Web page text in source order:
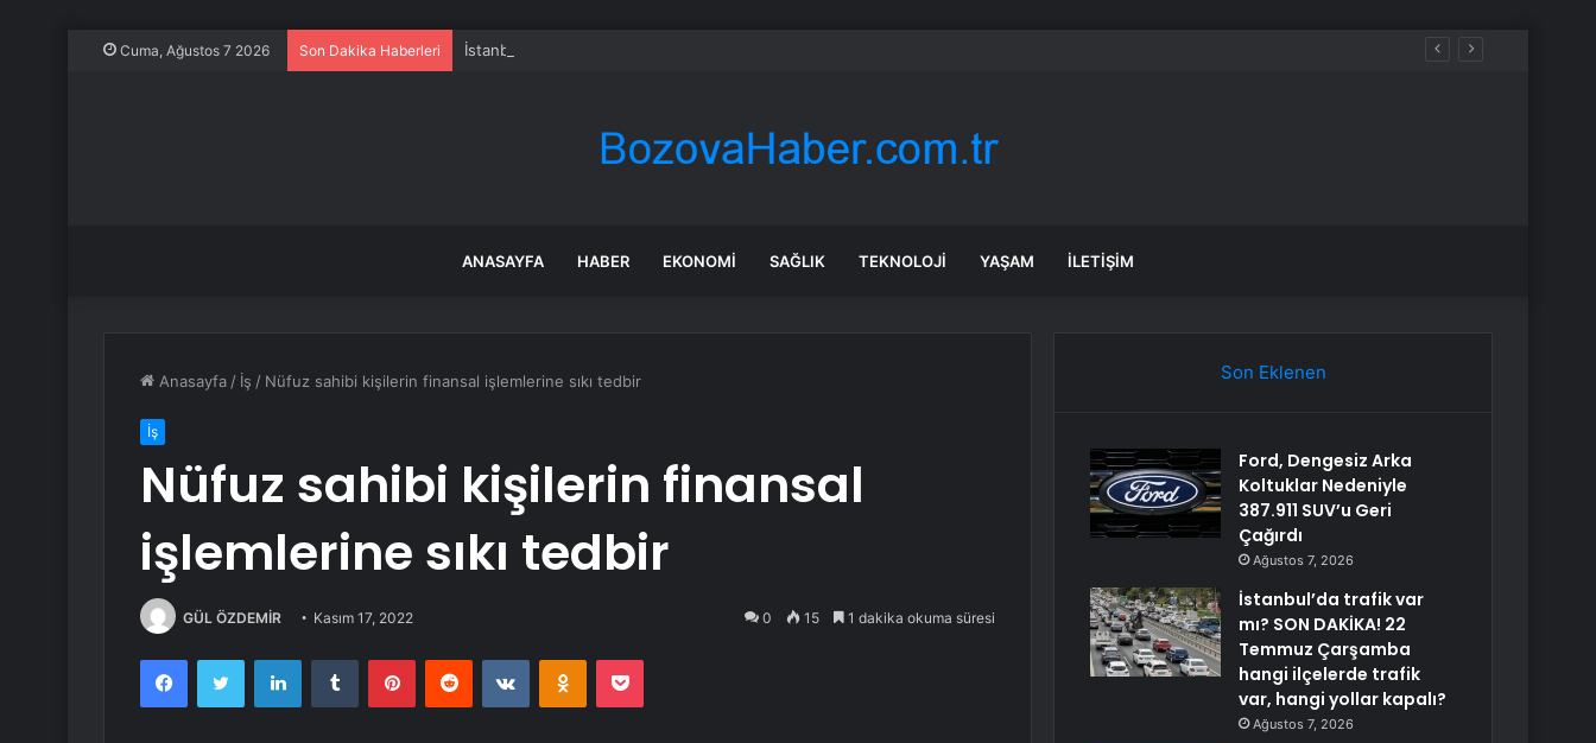
Cuma, Ağustos 7 2026 Son Dakika Haberleri İstanbul’da trafik var mı? SON DAKİKA! 22 Temmuz Çarşamba hangi ilçelerde trafik var, hangi yollar kapalı?
ANASAYFA HABER EKONOMI SAĞLIK TEKNOLOJI YAŞAM İLETIŞIM
Anasayfa / İş / Nüfuz sahibi kişilerin finansal işlemlerine sıkı tedbir
İş
Nüfuz sahibi kişilerin finansal
işlemlerine sıkı tedbir
GÜL ÖZDEMİR Kasım 17, 2022 0 15 1 dakika okuma süresi
FacebookTwitter LinkedInTumblr PinterestReddit VKontakteOdnoklassniki
Pocket
Son Eklenen
Ford, Dengesiz Arka
Koltuklar Nedeniyle
387.911 SUV’u Geri
Çağırdı
Ağustos 7, 2026
İstanbul’da trafik var
mı? SON DAKİKA! 22
Temmuz Çarşamba
hangi ilçelerde trafik
var, hangi yollar kapalı?
Ağustos 7, 2026